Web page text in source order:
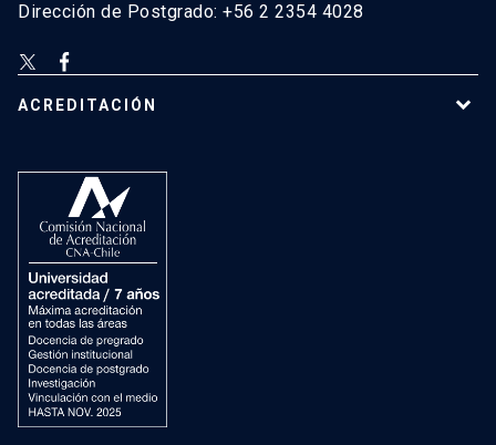
Dirección de Postgrado: +56 2 2354 4028
ACREDITACIÓN